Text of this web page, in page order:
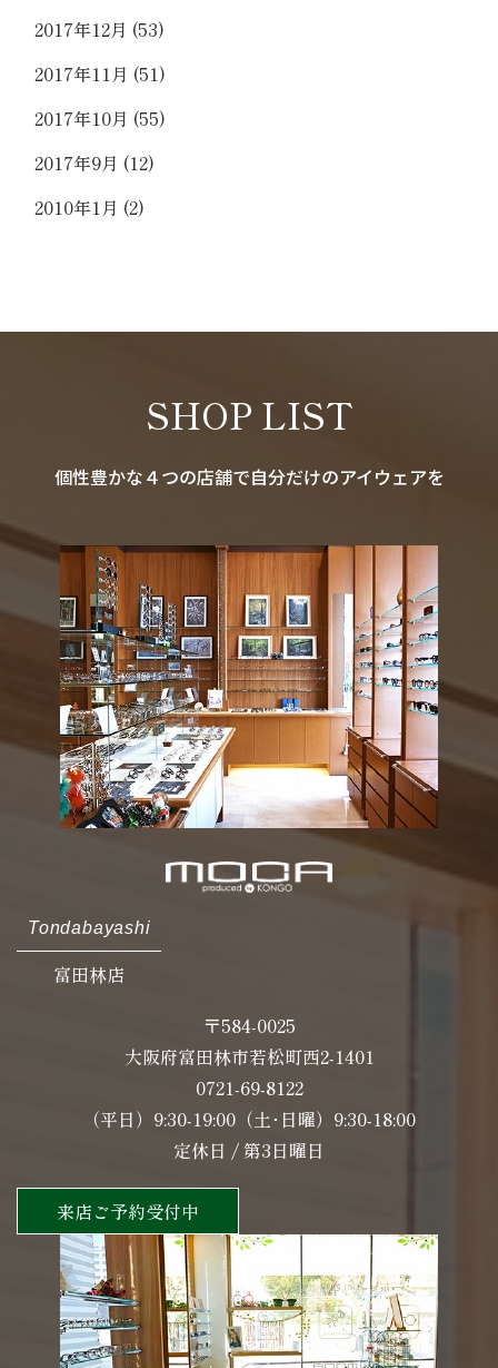
2017年12月 (53)
2017年11月 (51)
2017年10月 (55)
2017年9月 (12)
2010年1月 (2)
SHOP LIST
個性豊かな４つの店舗で自分だけのアイウェアを
Tondabayashi
富田林店
〒584-0025
大阪府富田林市若松町西2-1401
0721-69-8122
（平日）9:30-19:00（土･日曜）9:30-18:00
定休日 / 第3日曜日
来店ご予約受付中